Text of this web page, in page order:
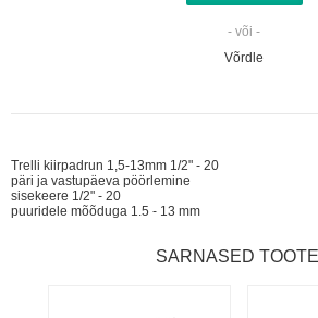
- või -
Võrdle
Trelli kiirpadrun 1,5-13mm 1/2" - 20
päri ja vastupäeva pöörlemine
sisekeere 1/2" - 20
puuridele mõõduga 1.5 - 13 mm
SARNASED